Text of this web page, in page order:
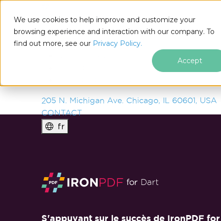
We use cookies to help improve and customize your
browsing experience and interaction with our company. To
find out more, see our Privacy Policy.
Accept
IRONSOFTWARE
PRODUITS
ENTREPRISE
205 N. Michigan Ave. Chicago, IL 60601, USA
CONTACT
fr
Dart
S'appuyant sur le succès de IronPDF for